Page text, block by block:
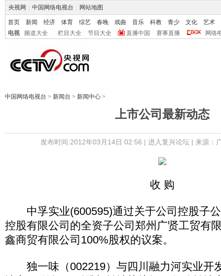
央视网 中国网络电视台 网站地图
首页 新闻 经济 体育 综艺 春晚 戏曲 音乐 科教 青少 文化
艺术
电视
频道大全 栏目大全 节目大全 直播中国 赛事直播 网络
中国网络电视台 > 新闻台 > 新闻中心 >
上市公司最新动态
发布时间:2012年03月14日 02:56 | 进入复兴论坛| 来源：
收 购
中孚实业(600595)通过关于公司控股子公
控股有限公司的全资子公司郑州广贤工贸有
鑫商贸有限公司100%股权的议案。
独一味（002219）与四川融力河实业开